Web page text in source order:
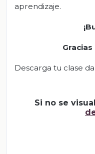
aprendizaje.
Descarga tu clase
Si no se